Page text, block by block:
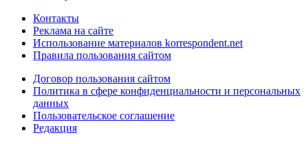
Контакты
Реклама на сайте
Использование материалов korrespondent.net
Правила пользования сайтом
Договор пользования сайтом
Политика в сфере конфиденциальности и персональных
данных
Пользовательское соглашение
Редакция